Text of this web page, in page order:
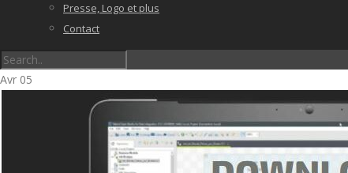
Presse, Logo et plus
Contact
Avr 05